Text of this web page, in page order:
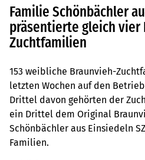
Familie Schönbächler
präsentierte gleich vier
Zuchtfamilien
153 weibliche Braunvieh-
letzten Wochen auf den
Drittel davon gehörten der
ein Drittel dem Original
Schönbächler aus Einsiedeln
Familien.